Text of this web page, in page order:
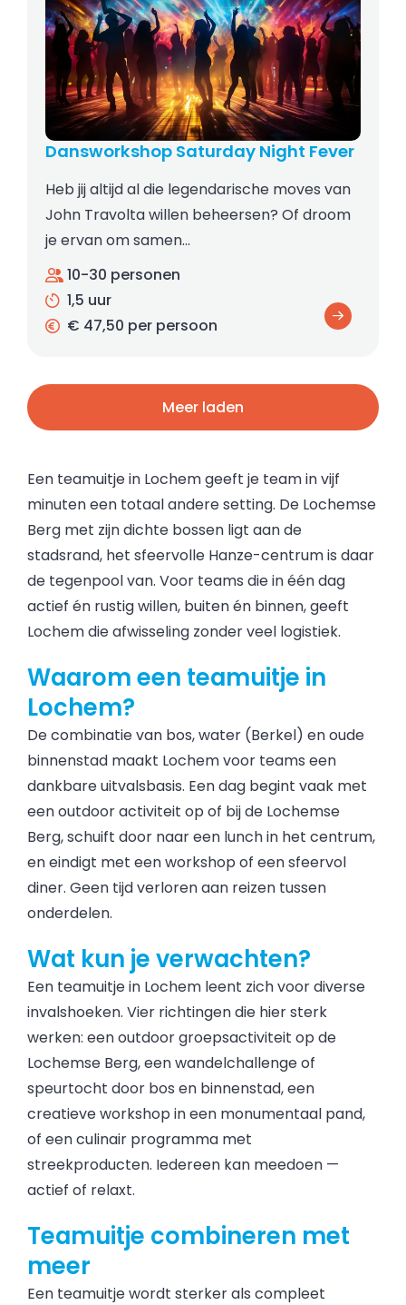
Dansworkshop Saturday Night Fever
Heb jij altijd al die legendarische moves van
John Travolta willen beheersen? Of droom
je ervan om samen…
10-30 personen
1,5 uur
€ 47,50 per persoon
Meer laden
Een teamuitje in Lochem geeft je team in vijf
minuten een totaal andere setting. De Lochemse
Berg met zijn dichte bossen ligt aan de
stadsrand, het sfeervolle Hanze-centrum is daar
de tegenpool van. Voor teams die in één dag
actief én rustig willen, buiten én binnen, geeft
Lochem die afwisseling zonder veel logistiek.
Waarom een teamuitje in
Lochem?
De combinatie van bos, water (Berkel) en oude
binnenstad maakt Lochem voor teams een
dankbare uitvalsbasis. Een dag begint vaak met
een outdoor activiteit op of bij de Lochemse
Berg, schuift door naar een lunch in het centrum,
en eindigt met een workshop of een sfeervol
diner. Geen tijd verloren aan reizen tussen
onderdelen.
Wat kun je verwachten?
Een teamuitje in Lochem leent zich voor diverse
invalshoeken. Vier richtingen die hier sterk
werken: een outdoor groepsactiviteit op de
Lochemse Berg, een wandelchallenge of
speurtocht door bos en binnenstad, een
creatieve workshop in een monumentaal pand,
of een culinair programma met
streekproducten. Iedereen kan meedoen —
actief of relaxt.
Teamuitje combineren met
meer
Een teamuitje wordt sterker als compleet